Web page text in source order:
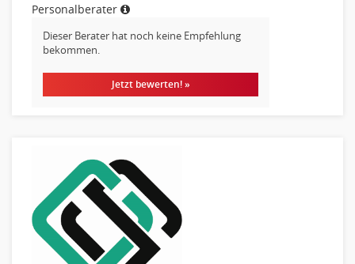
Personalberater
Dieser Berater hat noch keine Empfehlung
bekommen.
Jetzt bewerten! »